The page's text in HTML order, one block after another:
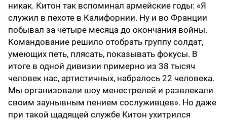
никак. Китон так вспоминал армейские годы: «Я
служил в пехоте в Калифорнии. Ну и во Франции
побывал за четыре месяца до окончания войны.
Командование решило отобрать группу солдат,
умеющих петь, плясать, показывать фокусы. В
итоге в одной дивизии примерно из 38 тысяч
человек нас, артистичных, набралось 22 человека.
Мы организовали шоу менестрелей и развлекали
своим заунывным пением сослуживцев». Но даже
при такой щадящей службе Китон ухитрился